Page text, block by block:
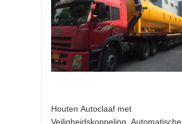
Houten Autoclaaf met
Veiligheidskoppeling, Automatische